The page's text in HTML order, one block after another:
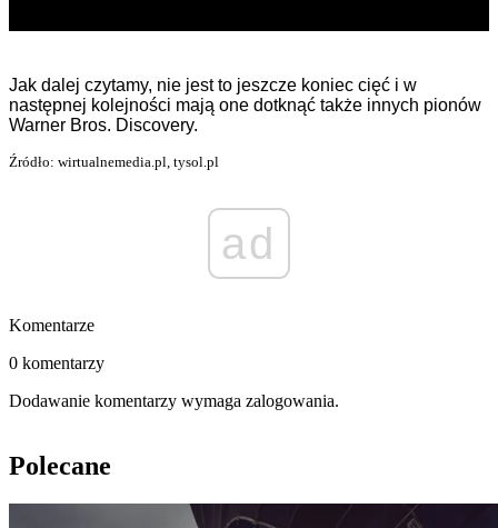
Jak dalej czytamy, nie jest to jeszcze koniec cięć i w
następnej kolejności mają one dotknąć także innych pionów
Warner Bros. Discovery.
Źródło: wirtualnemedia.pl, tysol.pl
ad
Komentarze
0 komentarzy
Dodawanie komentarzy wymaga zalogowania.
Polecane